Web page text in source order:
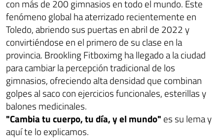
con más de 200 gimnasios en todo el mundo. Este
fenómeno global ha aterrizado recientemente en
Toledo, abriendo sus puertas en abril de 2022 y
convirtiéndose en el primero de su clase en la
provincia. Brookling Fitboximg ha llegado a la ciudad
para cambiar la percepción tradicional de los
gimnasios, ofreciendo alta densidad que combinan
golpes al saco con ejercicios funcionales, esterillas y
balones medicinales.
"Cambia tu cuerpo, tu día, y el mundo" es su lema y
aquí te lo explicamos.